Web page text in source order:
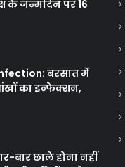
के जन्मदिन पर 16
बरसात में
का इन्फेक्शन,
बार छाले होना नहीं